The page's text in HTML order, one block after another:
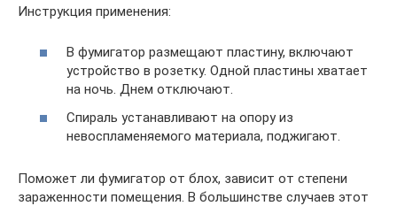
Инструкция применения:
В фумигатор размещают пластину, включают
устройство в розетку. Одной пластины хватает
на ночь. Днем отключают.
Спираль устанавливают на опору из
невоспламеняемого материала, поджигают.
Поможет ли фумигатор от блох, зависит от степени
зараженности помещения. В большинстве случаев этот